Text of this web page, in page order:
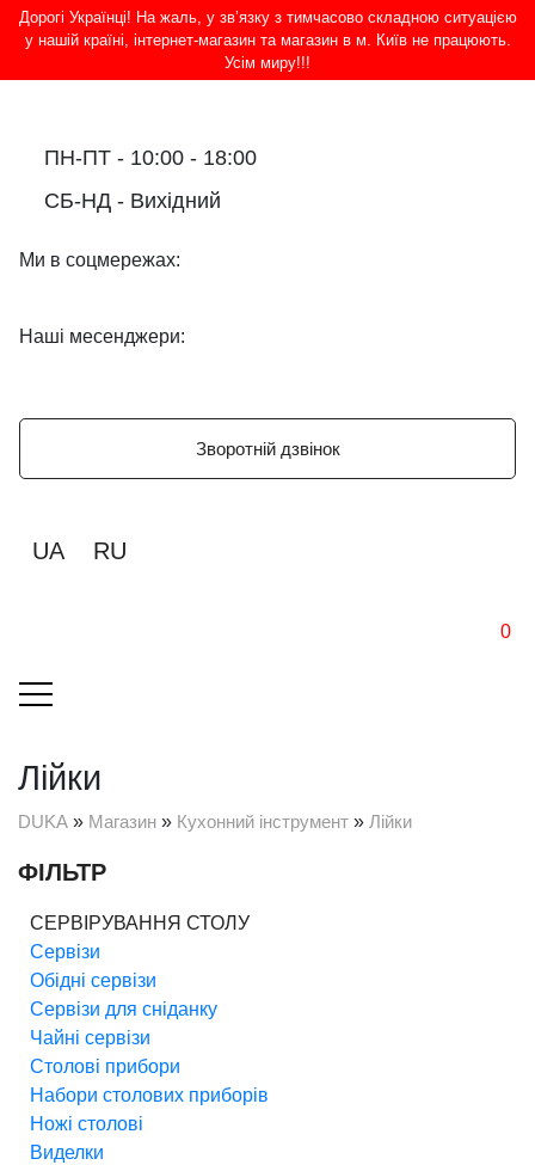
Дорогі Українці! На жаль, у зв’язку з тимчасово складною ситуацією
у нашій країні, інтернет-магазин та магазин в м. Київ не працюють.
Усім миру!!!
ПН-ПТ - 10:00 - 18:00
СБ-НД - Вихідний
Ми в соцмережах:
Наші месенджери:
Зворотній дзвінок
UA RU
0
Лійки
DUKA » Магазин » Кухонний інструмент » Лійки
ФІЛЬТР
СЕРВІРУВАННЯ СТОЛУ
Сервізи
Обідні сервізи
Сервізи для сніданку
Чайні сервізи
Столові прибори
Набори столових приборів
Ножі столові
Виделки